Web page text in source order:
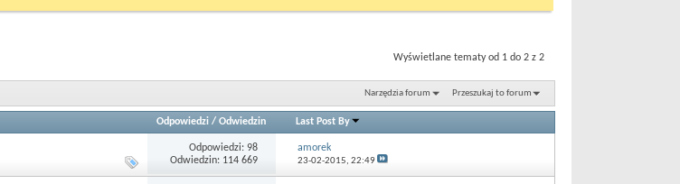
Wyświetlane tematy od 1 do 2 z 2
Narzędzia forum Przeszukaj to forum
Odpowiedzi/ Odwiedzin Last Post By
Odpowiedzi: 98
Odwiedzin: 114 669
amorek
23-02-2015, 22:49